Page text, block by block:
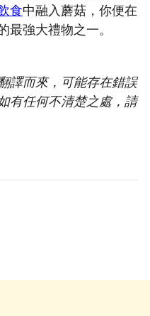
食中融入蘑菇，你便在
強大禮物之一。
譯而來，可能存在錯誤
有任何不清楚之處，請